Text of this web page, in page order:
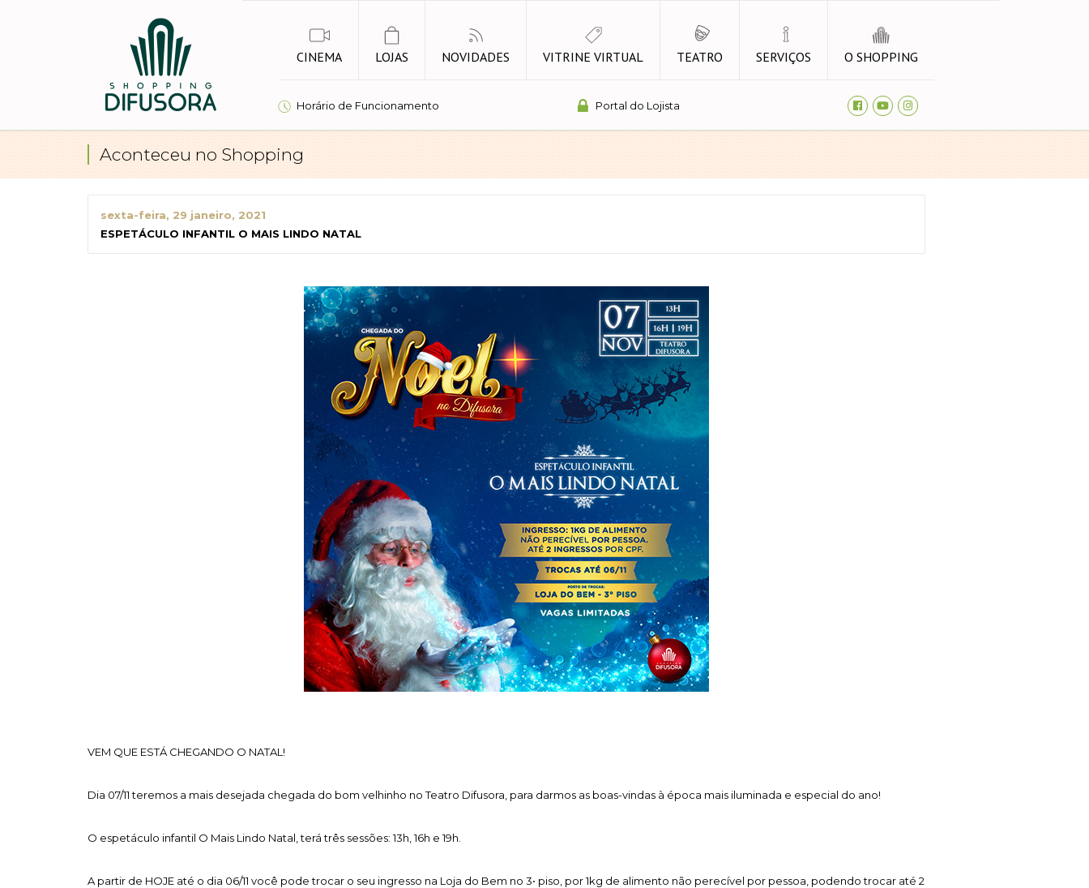
CINEMA LOJAS NOVIDADES VITRINE VIRTUAL TEATRO SERVIÇOS O SHOPPING
Horário de Funcionamento Portal do Lojista
Aconteceu no Shopping
sexta-feira, 29 janeiro, 2021
ESPETÁCULO INFANTIL O MAIS LINDO NATAL
VEM QUE ESTÁ CHEGANDO O NATAL!
Dia 07/11 teremos a mais desejada chegada do bom velhinho no Teatro Difusora, para darmos as boas-vindas à época mais iluminada e especial do ano!
O espetáculo infantil O Mais Lindo Natal, terá três sessões: 13h, 16h e 19h.
A partir de HOJE até o dia 06/11 você pode trocar o seu ingresso na Loja do Bem no 3• piso, por 1kg de alimento não perecível por pessoa, podendo trocar até 2